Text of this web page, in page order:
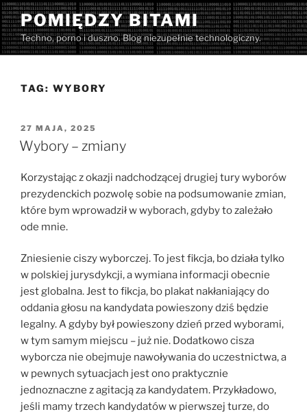
Przejdź
do
treści
POMIĘDZY BITAMI
Techno, porno i duszno. Blog niezupełnie technologiczny.
TAG: WYBORY
OPUBLIKOWANE
W
27 MAJA, 2025
Wybory – zmiany
Korzystając z okazji nadchodzącej drugiej tury wyborów
prezydenckich pozwolę sobie na podsumowanie zmian,
które bym wprowadził w wyborach, gdyby to zależało
ode mnie.
Zniesienie ciszy wyborczej. To jest fikcja, bo działa tylko
w polskiej jurysdykcji, a wymiana informacji obecnie
jest globalna. Jest to fikcja, bo plakat nakłaniający do
oddania głosu na kandydata powieszony dziś będzie
legalny. A gdyby był powieszony dzień przed wyborami,
w tym samym miejscu – już nie. Dodatkowo cisza
wyborcza nie obejmuje nawoływania do uczestnictwa, a
w pewnych sytuacjach jest ono praktycznie
jednoznaczne z agitacją za kandydatem. Przykładowo,
jeśli mamy trzech kandydatów w pierwszej turze, do